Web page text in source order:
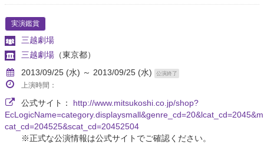
実演鑑賞
三越劇場
三越劇場 （東京都）
2013/09/25 (水) ～ 2013/09/25 (水)
公演終了
上演時間：
公式サイト： http://www.mitsukoshi.co.jp/shop?
EcLogicName=category.displaysmall&genre_cd=20&lcat_cd=2045&m
cat_cd=204525&scat_cd=20452504
※正式な公演情報は公式サイトでご確認ください。